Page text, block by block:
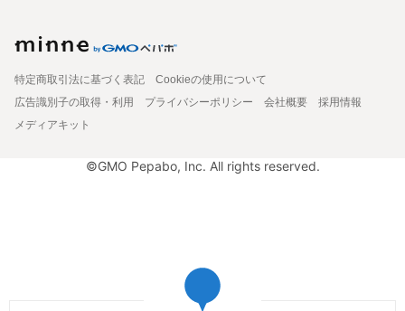
特定商取引法に基づく表記
Cookieの使用について
広告識別子の取得・利用
プライバシーポリシー 会社概要
採用情報
メディアキット
©GMO Pepabo, Inc. All rights reserved.